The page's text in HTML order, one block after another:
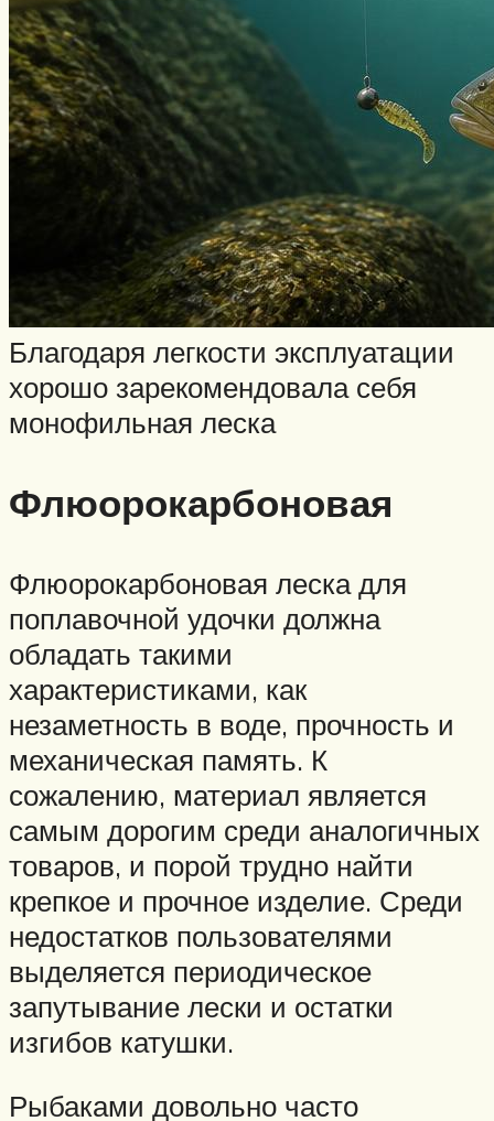
Благодаря легкости эксплуатации
хорошо зарекомендовала себя
монофильная леска
Флюорокарбоновая
Флюорокарбоновая леска для
поплавочной удочки должна
обладать такими
характеристиками, как
незаметность в воде, прочность и
механическая память. К
сожалению, материал является
самым дорогим среди аналогичных
товаров, и порой трудно найти
крепкое и прочное изделие. Среди
недостатков пользователями
выделяется периодическое
запутывание лески и остатки
изгибов катушки.
Рыбаками довольно часто